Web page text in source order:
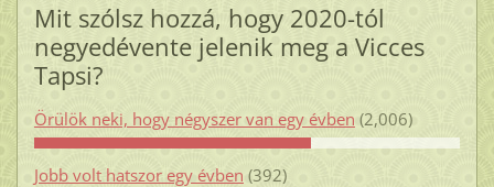
Mit szólsz hozzá, hogy 2020-tól
negyedévente jelenik meg a Vicces
Tapsi?
Örülök neki, hogy négyszer van egy évben (2,006)
Jobb volt hatszor egy évben (392)